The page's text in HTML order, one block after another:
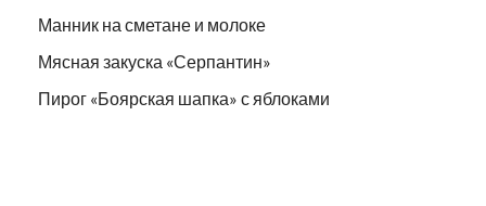
Манник на сметане и молоке
Мясная закуска «Серпантин»
Пирог «Боярская шапка» с яблоками